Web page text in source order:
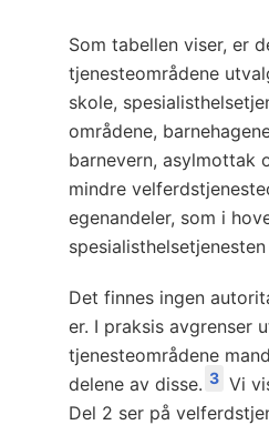
Som tabellen viser, er
tjenesteområdene
skole,
områdene,
barnevern, asylmottak
mindre
egenandeler, som i
Det finnes ingen
er. I praksis avgrenser
tjenesteområdene
delene av disse. 3 Vi
Del 2 ser på